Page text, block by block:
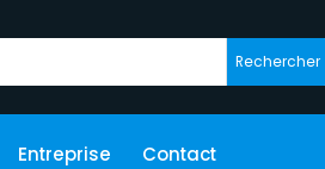
Rechercher
Entreprise Contact